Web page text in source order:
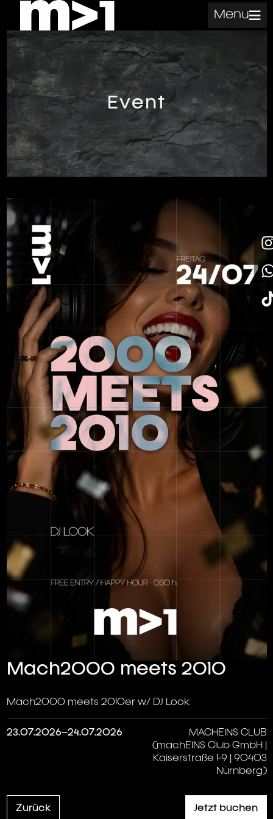
Menu
Event
Mach2000 meets 2010
Mach2000 meets 2010er w/ DJ Look
23.07.2026–24.07.2026
MACHEINS CLUB
(machEINS Club GmbH |
Kaiserstraße 1-9 | 90403
Nürnberg)
Zurück Jetzt buchen